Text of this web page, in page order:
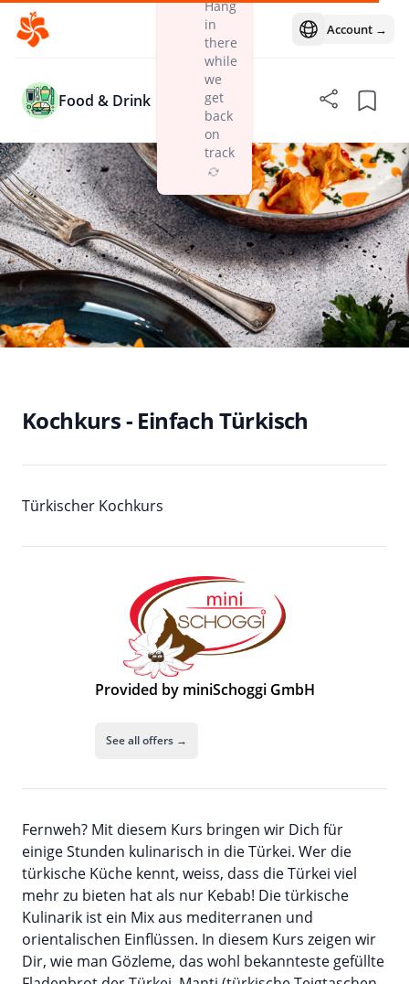
Open language
Account →
Hang
in
there
while
we
get
back
on
track
Food & Drink
Kochkurs - Einfach Türkisch
Türkischer Kochkurs
Provided by miniSchoggi GmbH
See all offers →
Fernweh? Mit diesem Kurs bringen wir Dich für
einige Stunden kulinarisch in die Türkei. Wer die
türkische Küche kennt, weiss, dass die Türkei viel
mehr zu bieten hat als nur Kebab! Die türkische
Kulinarik ist ein Mix aus mediterranen und
orientalischen Einflüssen. In diesem Kurs zeigen wir
Dir, wie man Gözleme, das wohl bekannteste gefüllte